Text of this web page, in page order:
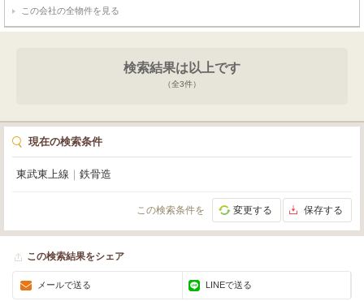
この会社の全物件を見る
検索結果は以上です
（全3件）
現在の検索条件
東武東上線 鉄骨造
この検索条件を 変更する 保存する
この検索結果をシェア
メールで送る LINEで送る